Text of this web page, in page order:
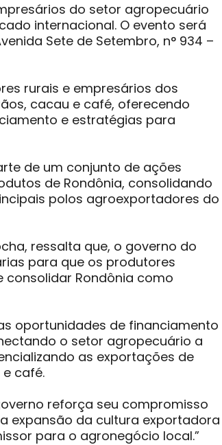
do setor agropecuário
internacional. O evento será
Sete de Setembro, n° 934 –
rurais e empresários dos
cacau e café, oferecendo
e estratégias para
de um conjunto de ações
de Rondônia, consolidando
polos agroexportadores do
ressalta que, o governo do
para que os produtores
Rondônia como
oportunidades de financiamento
o setor agropecuário a
as exportações de
café.
reforça seu compromisso
expansão da cultura exportadora
para o agronegócio local.”